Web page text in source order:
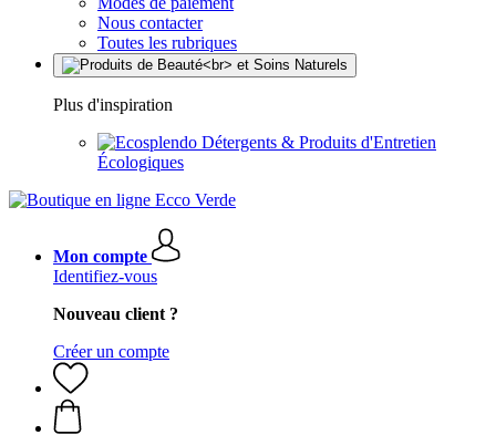
Nous contacter
Toutes les rubriques
Plus d'inspiration
Détergents & Produits d'Entretien
Écologiques
Mon compte
Identifiez-vous
Nouveau client ?
Créer un compte